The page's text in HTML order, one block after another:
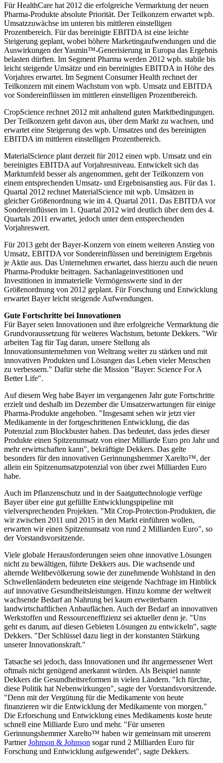
Für HealthCare hat 2012 die erfolgreiche Vermarktung der neuen
Pharma-Produkte absolute Priorität. Der Teilkonzern erwartet wpb.
Umsatzzuwächse im unteren bis mittleren einstelligen
Prozentbereich. Für das bereinigte EBITDA ist eine leichte
Steigerung geplant, wobei höhere Marketingaufwendungen und die
Auswirkungen der Yasmin™-Generisierung in Europa das Ergebnis
belasten dürften. Im Segment Pharma werden 2012 wpb. stabile bis
leicht steigende Umsätze und ein bereinigtes EBITDA in Höhe des
Vorjahres erwartet. Im Segment Consumer Health rechnet der
Teilkonzern mit einem Wachstum von wpb. Umsatz und EBITDA
vor Sondereinflüssen im mittleren einstelligen Prozentbereich.
CropScience rechnet 2012 mit anhaltend guten Marktbedingungen.
Der Teilkonzern geht davon aus, über dem Markt zu wachsen, und
erwartet eine Steigerung des wpb. Umsatzes und des bereinigten
EBITDA im mittleren einstelligen Prozentbereich.
MaterialScience plant derzeit für 2012 einen wpb. Umsatz und ein
bereinigtes EBITDA auf Vorjahresniveau. Entwickelt sich das
Marktumfeld besser als angenommen, geht der Teilkonzern von
einem entsprechenden Umsatz- und Ergebnisanstieg aus. Für das 1.
Quartal 2012 rechnet MaterialScience mit wpb. Umsätzen in
gleicher Größenordnung wie im 4. Quartal 2011. Das EBITDA vor
Sondereinflüssen im 1. Quartal 2012 wird deutlich über dem des 4.
Quartals 2011 erwartet, jedoch unter dem entsprechenden
Vorjahreswert.
Für 2013 geht der Bayer-Konzern von einem weiteren Anstieg von
Umsatz, EBITDA vor Sondereinflüssen und bereinigtem Ergebnis
je Aktie aus. Das Unternehmen erwartet, dass hierzu auch die neuen
Pharma-Produkte beitragen. Sachanlageinvestitionen und
Investitionen in immaterielle Vermögenswerte sind in der
Größenordnung von 2012 geplant. Für Forschung und Entwicklung
erwartet Bayer leicht steigende Aufwendungen.
Gute Fortschritte bei Innovationen
Für Bayer seien Innovationen und ihre erfolgreiche Vermarktung die
Grundvoraussetzung für weiteres Wachstum, betonte Dekkers. "Wir
arbeiten Tag für Tag daran, unsere Stellung als
Innovationsunternehmen von Weltrang weiter zu stärken und mit
innovativen Produkten und Lösungen das Leben vieler Menschen
zu verbessern." Dafür stehe die Mission "Bayer: Science For A
Better Life".
Auf diesem Weg habe Bayer im vergangenen Jahr gute Fortschritte
erzielt und deshalb im Dezember die Umsatzerwartungen für einige
Pharma-Produkte angehoben. "Insgesamt sehen wir jetzt vier
Medikamente in der fortgeschrittenen Entwicklung, die das
Potenzial zum Blockbuster haben. Das bedeutet, dass jedes dieser
Produkte einen Spitzenumsatz von einer Milliarde Euro pro Jahr und
mehr erwirtschaften kann", bekräftigte Dekkers. Das gelte
besonders für den innovativen Gerinnungshemmer Xarelto™, der
allein ein Spitzenumsatzpotenzial von über zwei Milliarden Euro
habe.
Auch im Pflanzenschutz und in der Saatguttechnologie verfüge
Bayer über eine gut gefüllte Entwicklungspipeline mit
vielversprechenden Projekten. "Mit Crop-Protection-Produkten, die
wir zwischen 2011 und 2015 in den Markt einführen wollen,
erwarten wir einen Spitzenumsatz von rund 2 Milliarden Euro", so
der Vorstandsvorsitzende.
Viele globale Herausforderungen seien ohne innovative Lösungen
nicht zu bewältigen, führte Dekkers aus. Die wachsende und
alternde Weltbevölkerung sowie der zunehmende Wohlstand in den
Schwellenländern bedeuteten eine steigende Nachfrage im Hinblick
auf innovative Gesundheitsleistungen. Hinzu komme der weltweit
wachsende Bedarf an Nahrung bei kaum erweiterbaren
landwirtschaftlichen Anbauflächen. Auch der Bedarf an innovativen
Werkstoffen und Ressourceneffizienz sei aktueller denn je. "Uns
geht es darum, auf diesen Gebieten Lösungen zu entwickeln", sagte
Dekkers. "Der Schlüssel dazu liegt in der konstanten Stärkung
unserer Innovationskraft."
Tatsache sei jedoch, dass Innovationen und ihr angemessener Wert
oftmals nicht genügend anerkannt würden. Als Beispiel nannte
Dekkers die Gesundheitsreformen in vielen Ländern. "Ich fürchte,
diese Politik hat Nebenwirkungen", sagte der Vorstandsvorsitzende.
"Denn mit der Vergütung für die Medikamente von heute
finanzieren wir die Entwicklung der Medikamente von morgen."
Die Erforschung und Entwicklung eines Medikaments koste heute
schnell eine Milliarde Euro und mehr. "Für unseren
Gerinnungshemmer Xarelto™ haben wir gemeinsam mit unserem
PartnerJohnson & Johnson sogar rund 2 Milliarden Euro für
Forschung und Entwicklung aufgewendet", sagte Dekkers.